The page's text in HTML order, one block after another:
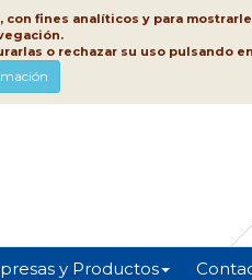
fines analíticos y para
o rechazar su uso pulsando en
y Productos